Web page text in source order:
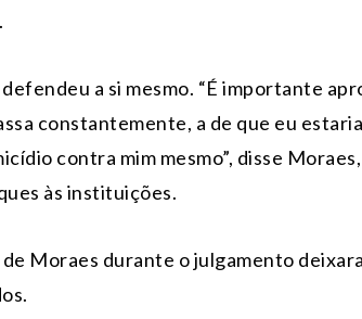
a si mesmo. “É importante
constantemente, a de que eu
contra mim mesmo”, disse
às instituições.
Moraes durante o julgamento